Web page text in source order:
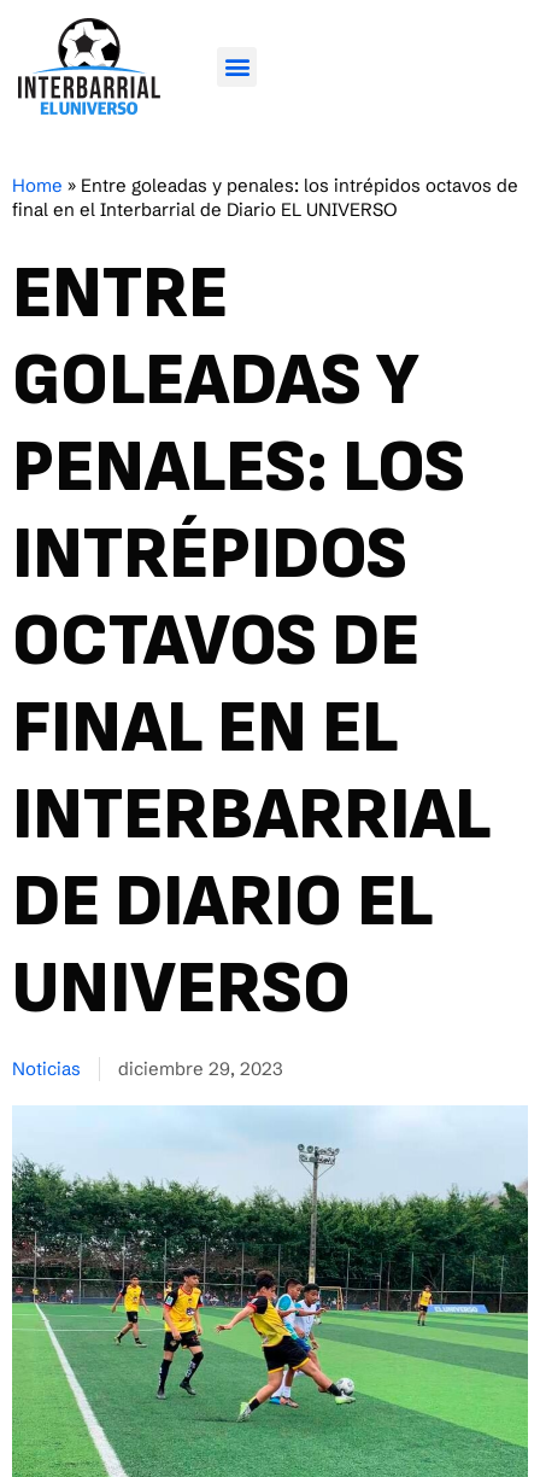
Home » Entre goleadas y penales: los intrépidos octavos de
final en el Interbarrial de Diario EL UNIVERSO
ENTRE
GOLEADAS Y
PENALES: LOS
INTRÉPIDOS
OCTAVOS DE
FINAL EN EL
INTERBARRIAL
DE DIARIO EL
UNIVERSO
Noticias diciembre 29, 2023